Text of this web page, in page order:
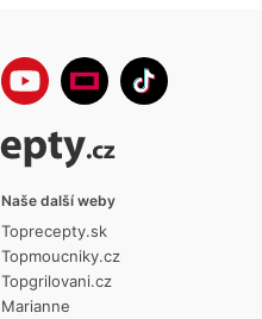
Naše další weby
Toprecepty.sk
Topmoucniky.cz
Topgrilovani.cz
Marianne